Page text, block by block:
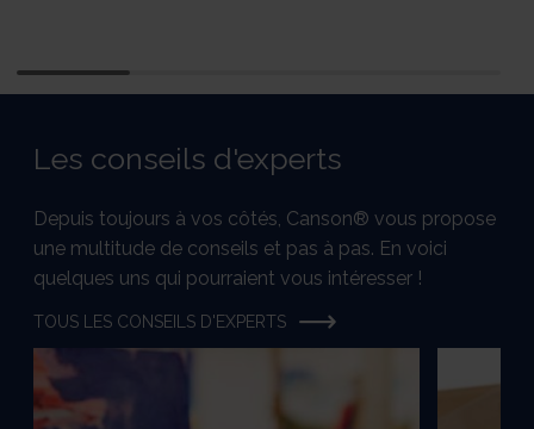
Les conseils d'experts
Depuis toujours à vos côtés, Canson® vous propose
une multitude de conseils et pas à pas. En voici
quelques uns qui pourraient vous intéresser !
TOUS LES CONSEILS D'EXPERTS